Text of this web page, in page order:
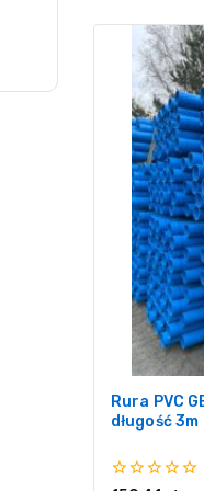
Rura PVC
długość 3m